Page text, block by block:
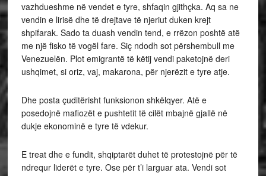
vazhdueshme në vendet e tyre, shfaqin gjithçka. Aq sa ne
vendin e lirisë dhe të drejtave të njeriut duken krejt
shpifarak. Sado ta duash vendin tend, e rrëzon poshtë atë
me një fisko të vogël fare. Siç ndodh sot përshembull me
Venezuelën. Plot emigrantë të këtij vendi paketojnë deri
ushqimet, si oriz, vaj, makarona, për njerëzit e tyre atje.
Dhe posta çuditërisht funksionon shkëlqyer. Atë e
posedojnë mafiozët e pushtetit të cilët mbajnë gjallë në
dukje ekonominë e tyre të vdekur.
E treat dhe e fundit, shqiptarët duhet të protestojnë për të
ndrequr liderët e tyre. Ose për t’i larguar ata. Vendi sot